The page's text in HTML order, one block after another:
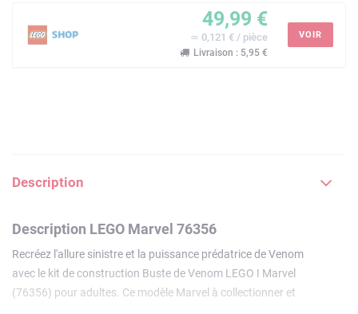
49,99 €
≃ 0,121 € / pièce
Livraison : 5,95 €
VOIR
Description
Description LEGO Marvel 76356
Recréez l'allure sinistre et la puissance prédatrice de Venom
avec le kit de construction Buste de Venom LEGO ǀ Marvel
(76356) pour adultes. Ce modèle Marvel à collectionner et